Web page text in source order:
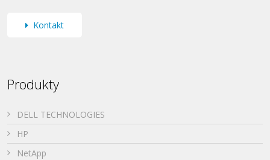
Kontakt
Produkty
DELL TECHNOLOGIES
HP
NetApp